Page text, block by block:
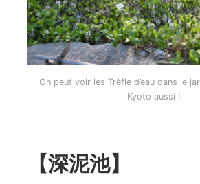
On peut voir les Trèfle d’eau dans le
Kyoto aussi !
【深泥池】